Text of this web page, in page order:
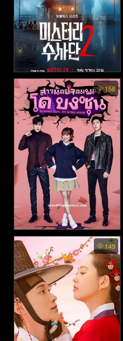
Agents of Mystery ss2 พากย์
ไทย - มือใหม่ไขคดี ภาค2
(2026)
158
Strong Girl Do Bong Soon
พากย์ไทย - สาวน้อยจอมพลัง
โดบงซุน (2017)
149